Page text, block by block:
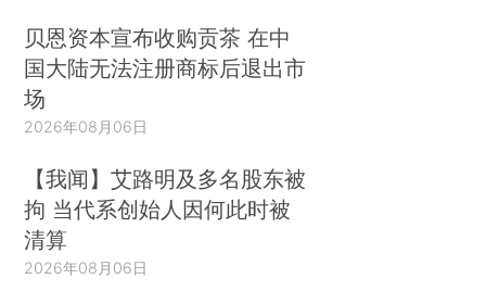
贝恩资本宣布收购贡茶 在中
国大陆无法注册商标后退出市
场
2026年08月06日
【我闻】艾路明及多名股东被
拘 当代系创始人因何此时被
清算
2026年08月06日